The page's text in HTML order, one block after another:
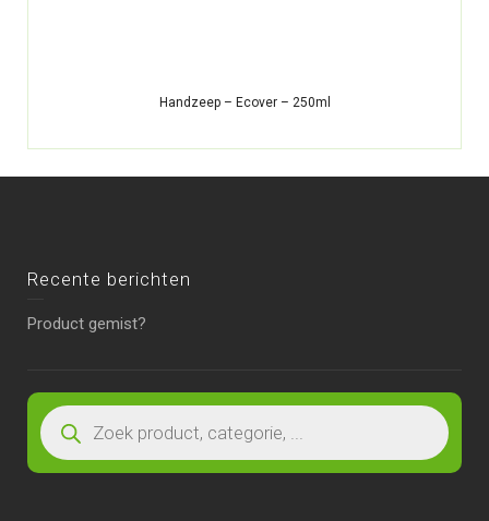
Handzeep – Ecover – 250ml
Recente berichten
Product gemist?